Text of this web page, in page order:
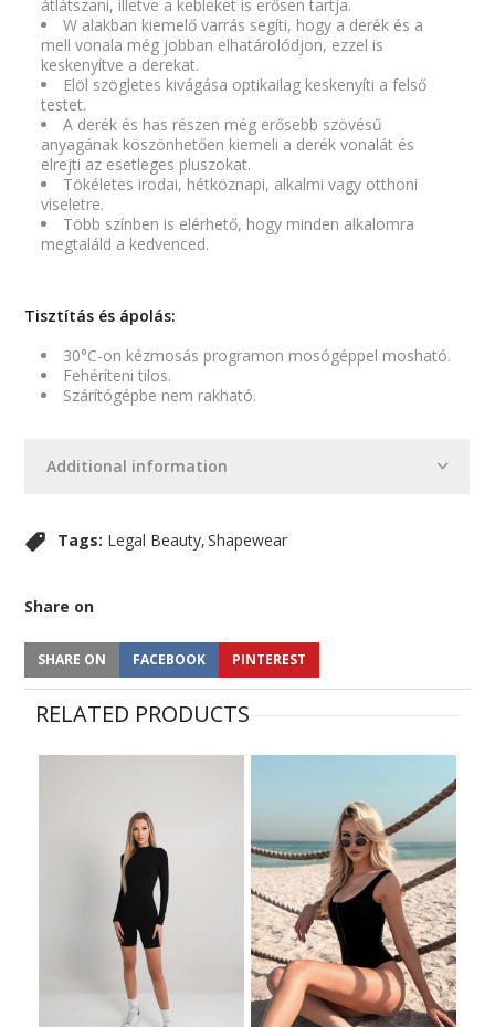
Additional information
átlátszani, illetve a kebleket is erősen tartja.
W alakban kiemelő varrás segíti, hogy a derék és a
mell vonala még jobban elhatárolódjon, ezzel is
keskenyítve a derekat.
Elöl szögletes kivágása optikailag keskenyíti a felső
testet.
A derék és has részen még erősebb szövésű
anyagának köszönhetően kiemeli a derék vonalát és
elrejti az esetleges pluszokat.
Tökéletes irodai, hétköznapi, alkalmi vagy otthoni
viseletre.
Több színben is elérhető, hogy minden alkalomra
megtaláld a kedvenced.
Tisztítás és ápolás:
30°C-on kézmosás programon mosógéppel mosható.
Fehéríteni tilos.
Szárítógépbe nem rakható.
Tags: Legal Beauty Shapewear
Share on
SHARE ON FACEBOOK PINTEREST
RELATED PRODUCTS